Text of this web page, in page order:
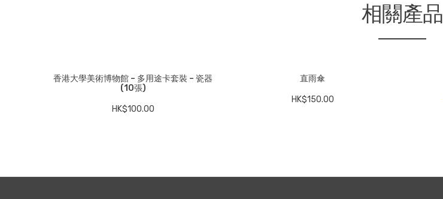
相關產品
香港大學美術博物館 – 多用途卡套裝 – 瓷器
(10張)
HK$100.00
直雨傘
HK$150.00